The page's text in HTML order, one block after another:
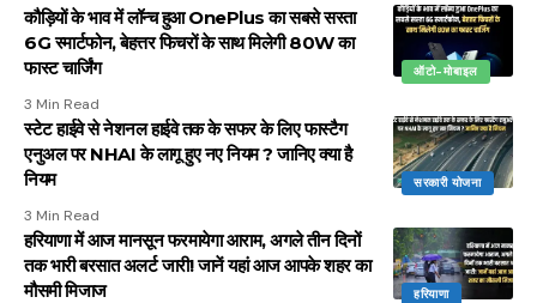
ऑटो-मोबाइल
कौड़ियों के भाव में लॉन्च हुआ OnePlus का सबसे सस्ता
6G स्मार्टफोन, बेहत्तर फिचरों के साथ मिलेगी 80W का
फास्ट चार्जिंग
3 Min Read
सरकारी योजना
स्टेट हाईवे से नेशनल हाईवे तक के सफर के लिए फास्टैग
एनुअल पर NHAI के लागू हुए नए नियम ? जानिए क्या है
नियम
3 Min Read
हरियाणा
हरियाणा में आज मानसून फरमायेगा आराम, अगले तीन दिनों
तक भारी बरसात अलर्ट जारी! जानें यहां आज आपके शहर का
मौसमी मिजाज